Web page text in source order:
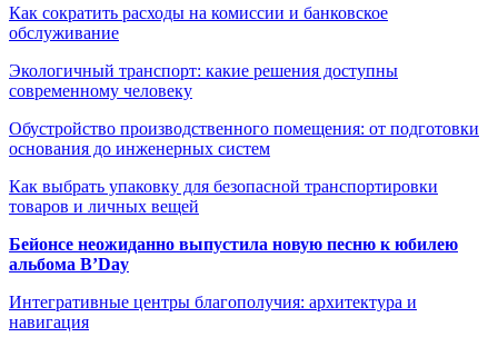
Как сократить расходы на комиссии и банковское
обслуживание
Экологичный транспорт: какие решения доступны
современному человеку
Обустройство производственного помещения: от подготовки
основания до инженерных систем
Как выбрать упаковку для безопасной транспортировки
товаров и личных вещей
Бейонсе неожиданно выпустила новую песню к юбилею
альбома B’Day
Интегративные центры благополучия: архитектура и
навигация